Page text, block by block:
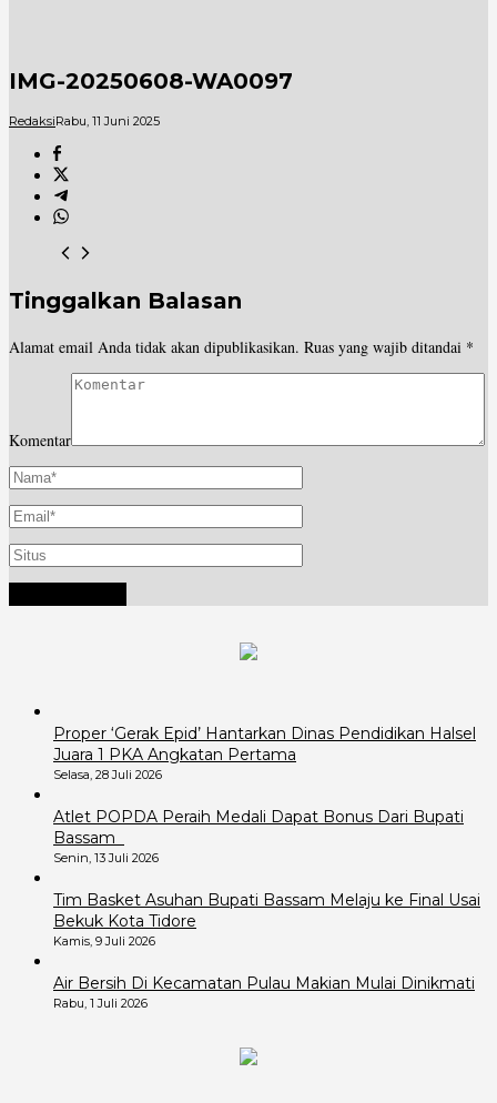
IMG-20250608-WA0097
RedaksiRabu, 11 Juni 2025
Tinggalkan Balasan
Alamat email Anda tidak akan dipublikasikan. Ruas yang wajib ditandai *
Komentar
Proper ‘Gerak Epid’ Hantarkan Dinas Pendidikan Halsel
Juara 1 PKA Angkatan Pertama
Selasa, 28 Juli 2026
Atlet POPDA Peraih Medali Dapat Bonus Dari Bupati
Bassam
Senin, 13 Juli 2026
Tim Basket Asuhan Bupati Bassam Melaju ke Final Usai
Bekuk Kota Tidore
Kamis, 9 Juli 2026
Air Bersih Di Kecamatan Pulau Makian Mulai Dinikmati
Rabu, 1 Juli 2026